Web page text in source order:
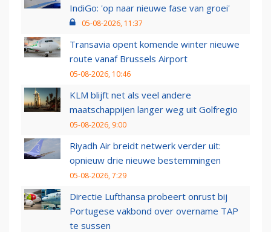
IndiGo: 'op naar nieuwe fase van groei'
05-08-2026, 11:37
Transavia opent komende winter nieuwe
route vanaf Brussels Airport
05-08-2026, 10:46
KLM blijft net als veel andere
maatschappijen langer weg uit Golfregio
05-08-2026, 9:00
Riyadh Air breidt netwerk verder uit:
opnieuw drie nieuwe bestemmingen
05-08-2026, 7:29
Directie Lufthansa probeert onrust bij
Portugese vakbond over overname TAP
te sussen